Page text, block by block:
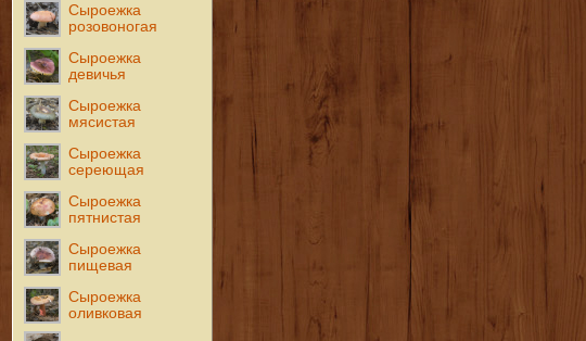
Сыроежка
розовоногая
Сыроежка
девичья
Сыроежка
мясистая
Сыроежка
сереющая
Сыроежка
пятнистая
Сыроежка
пищевая
Сыроежка
оливковая